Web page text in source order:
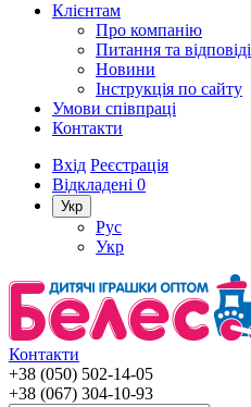
Клієнтам
Про компанію
Питання та відповіді
Новини
Інструкція по сайту
Умови співпраці
Контакти
Вхід Реєстрація
Відкладені 0
Укр
Рус
Укр
Контакти
+38 (050) 502-14-05
+38 (067) 304-10-93